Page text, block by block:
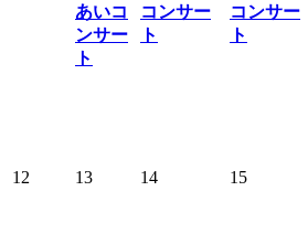
あいコ
ンサー
ト
コンサー
ト
コンサー
ト
12 13 14 15